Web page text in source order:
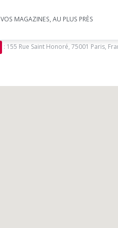
VOS MAGAZINES, AU PLUS PRÈS
: 155 Rue Saint Honoré, 75001 Paris,